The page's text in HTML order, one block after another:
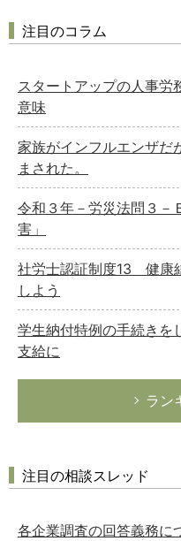
注目のコラム
スタートアップの人事
意味
家族がインフルエンザだ
まされた。
令和３年－労災法問３－
害」
社労士認証制度13 健康
しよう
学生納付特例の手続きを
支給に
ラン
注目の相談スレッド
各企業調査の回答義務に